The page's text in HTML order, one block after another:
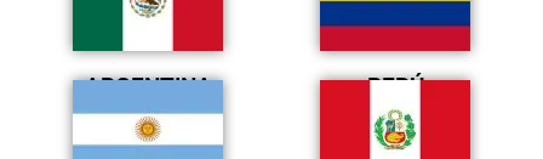
ARGENTINA PERÚ